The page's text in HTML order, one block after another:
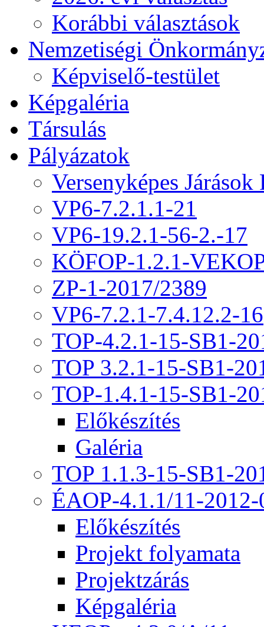
Korábbi választások
Nemzetiségi
Képviselő-testület
Képgaléria
Társulás
Pályázatok
Versenyképes Járások
VP6-7.2.1.1-21
VP6-19.2.1-56-2.-17
KÖFOP-1.2.1-
ZP-1-2017/2389
VP6-7.2.1-7.4.12.2-16
TOP-4.2.1-15-SB1-
TOP 3.2.1-15-SB1-
TOP-1.4.1-15-SB1-
Előkészítés
Galéria
TOP 1.1.3-15-SB1-
ÉAOP-4.1.1/11-2012-
Előkészítés
Projekt folyamata
Projektzárás
Képgaléria